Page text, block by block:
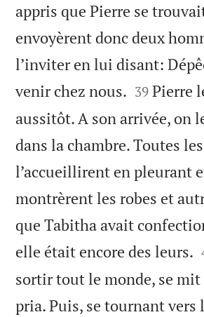
appris que Pierre se
envoyèrent donc deux
l’inviter en lui disant:
venir chez nous. 

39 Pierre
aussitôt. A son arrivée, on
dans la chambre. Toutes
l’accueillirent en pleurant
montrèrent les robes et
que Tabitha avait
elle était encore des leurs.
sortir tout le monde, se mit
pria. Puis, se tournant vers